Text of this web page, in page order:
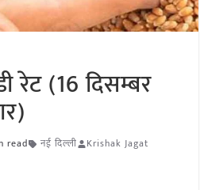
(16 दिसम्बर
read नई दिल्ली Krishak Jagat